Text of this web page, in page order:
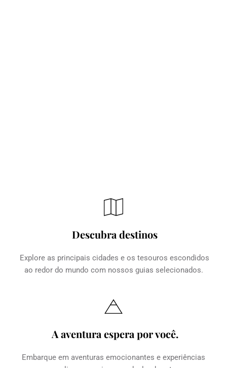
Descubra destinos
Explore as principais cidades e os tesouros escondidos
ao redor do mundo com nossos guias selecionados.
A aventura espera por você.
Embarque em aventuras emocionantes e experiências